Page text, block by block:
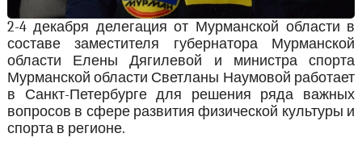
2-4 декабря делегация от Мурманской области в
составе заместителя губернатора Мурманской
области Елены Дягилевой и министра спорта
Мурманской области Светланы Наумовой работает
в Санкт-Петербурге для решения ряда важных
вопросов в сфере развития физической культуры и
спорта в регионе.